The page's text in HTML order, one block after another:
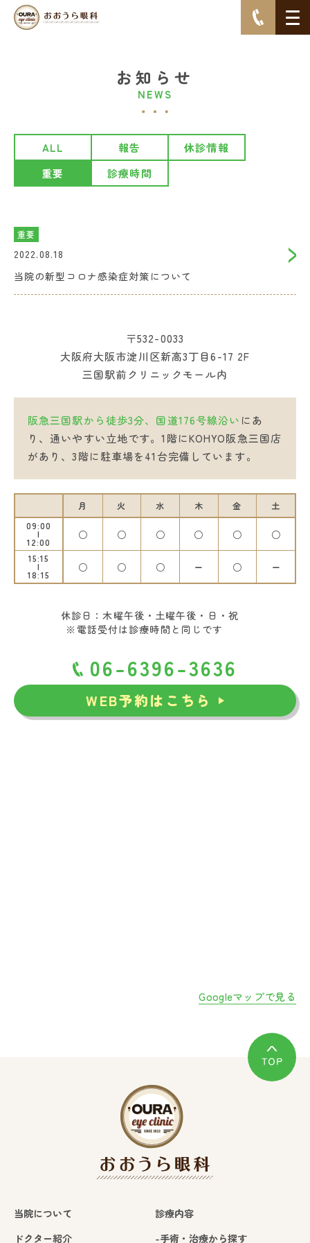
お知らせ
NEWS
ALL 報告
休診情報
重要
診療時間
重要
2022.08.18
当院の新型コロナ感染症対策について
〒532-0033
大阪府大阪市淀川区新高3丁目6-17 2F
三国駅前クリニックモール内
阪急三国駅から徒歩3分、国道176号線沿い にあ
り、通いやすい立地です。1階にKOHYO阪急三国店
があり、3階に駐車場を41台完備しています。
月 火 水 木 金
土
09:00
12:00
○ ○ ○ ○ ○ ○
15:15
18:15
○ ○ ○ ー ○ ー
休診日：木曜午後・土曜午後・日・祝
※電話受付は診療時間と同じです
06-6396-3636
WEB予約はこちら
Googleマップで見る
当院について
ドクター紹介
診療内容
-手術・治療から探す